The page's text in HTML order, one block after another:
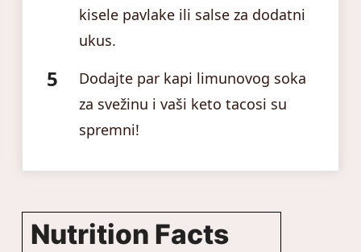
kisele pavlake ili salse za dodatni
ukus.
Dodajte par kapi limunovog soka
za svežinu i vaši keto tacosi su
spremni!
Nutrition Facts